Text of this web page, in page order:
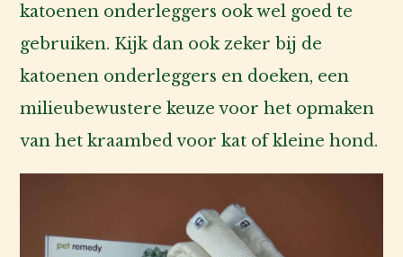
katoenen onderleggers ook wel goed te
gebruiken. Kijk dan ook zeker bij de
katoenen onderleggers en doeken, een
milieubewustere keuze voor het opmaken
van het kraambed voor kat of kleine hond.